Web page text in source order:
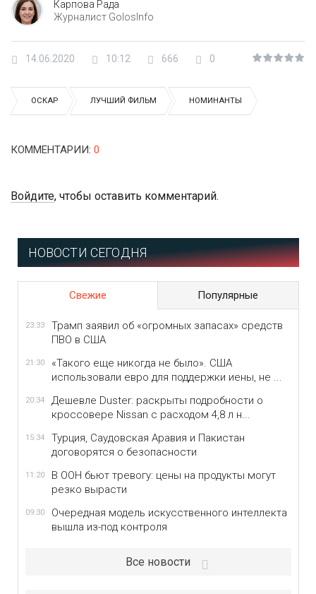
Карпова Рада
Журналист GolosInfo
14.06.2020 10:12 666 0
ОСКАР ЛУЧШИЙ ФИЛЬМ НОМИНАНТЫ
КОММЕНТАРИИ: 0
Войдите, чтобы оставить комментарий.
НОВОСТИ СЕГОДНЯ
Свежие Популярные
23:33
Трамп заявил об «огромных запасах» средств
ПВО в США
21:30
«Такого еще никогда не было». США
использовали евро для поддержки иены, не ...
20:34
Дешевле Duster: раскрыты подробности о
кроссовере Nissan с расходом 4,8 л н...
15:34
Турция, Саудовская Аравия и Пакистан
договорятся о безопасности
11:20
В ООН бьют тревогу: цены на продукты могут
резко вырасти
09:30
Очередная модель искусственного интеллекта
вышла из-под контроля
Все новости